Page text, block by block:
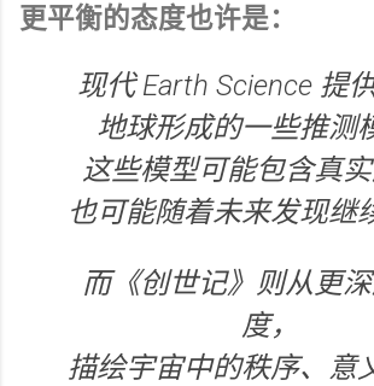
更平衡的态度也许是：
现代 Earth Science 提
地球形成的一些推测
这些模型可能包含真实
也可能随着未来发现继
而《创世记》则从更
度，
描绘宇宙中的秩序、意